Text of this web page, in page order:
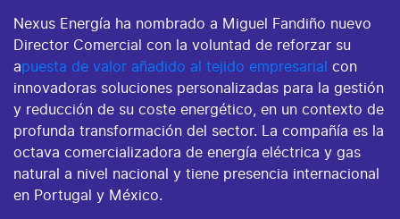
Nexus Energía ha nombrado a Miguel Fandiño nuevo
Director Comercial con la voluntad de reforzar su
apuesta de valor añadido al tejido empresarial con
innovadoras soluciones personalizadas para la gestión
y reducción de su coste energético, en un contexto de
profunda transformación del sector. La compañía es la
octava comercializadora de energía eléctrica y gas
natural a nivel nacional y tiene presencia internacional
en Portugal y México.